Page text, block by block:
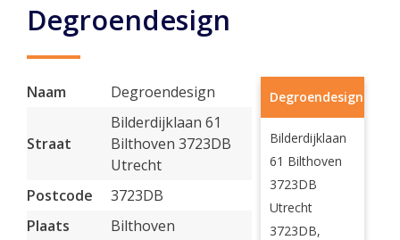
Degroendesign
Naam Degroendesign
Straat
Bilderdijklaan 61
Bilthoven 3723DB
Utrecht
Postcode
3723DB
Plaats
Bilthoven
Degroendesign
Bilderdijklaan
61 Bilthoven
3723DB
Utrecht
3723DB,